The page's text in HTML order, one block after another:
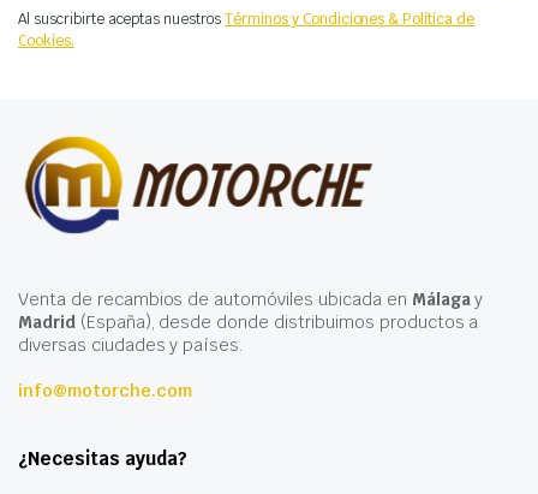
Al suscribirte aceptas nuestrosTérminos y Condiciones & Política de
Cookies.
Venta de recambios de automóviles ubicada en Málagay
Madrid(España), desde donde distribuimos productos a
diversas ciudades y países.
info@motorche.com
¿Necesitas ayuda?